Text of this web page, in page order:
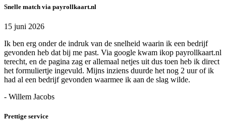
Snelle match via payrollkaart.nl
15 juni 2026
Ik ben erg onder de indruk van de snelheid waarin ik een bedrijf
gevonden heb dat bij me past. Via google kwam ikop payrollkaart.nl
terecht, en de pagina zag er allemaal netjes uit dus toen heb ik direct
het formuliertje ingevuld. Mijns inziens duurde het nog 2 uur of ik
had al een bedrijf gevonden waarmee ik aan de slag wilde.
- Willem Jacobs
Prettige service